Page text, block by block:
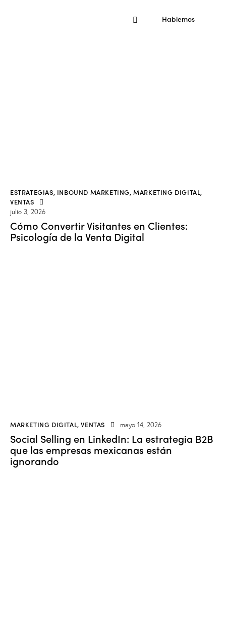
Hablemos
ESTRATEGIAS, INBOUND MARKETING,MARKETING DIGITAL,
VENTAS
julio 3, 2026
Cómo Convertir Visitantes en Clientes:
Psicología de la Venta Digital
MARKETING DIGITAL,VENTAS mayo 14, 2026
Social Selling en LinkedIn: La estrategia B2B
que las empresas mexicanas están
ignorando